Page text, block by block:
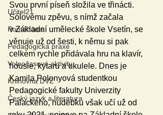
Učitel21
Pomáháme
Pedagogická praxe
Volnočasové aktivity
Knihovna DVZ
Český jazyk a literatura
Svou první píseň složila ve třinácti.
Sólovému zpěvu, s nímž začala
v Základní umělecké škole Vsetín, se
věnuje už od šesti, k němu si pak
celkem rychle přidávala hru na klavír,
housle, kytaru a ukulele. Dnes je
Kamila Polonyová studentkou
Pedagogické fakulty Univerzity
Palackého, hudebku však učí už od